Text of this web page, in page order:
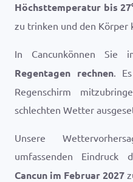
Höchsttemperatur bis27
zu trinken und den Körper
In Cancunkönnen Sie
Regentagen rechnen.
Regenschirm
schlechten Wetter
Unsere
umfassenden Eindruck
Cancun im Februar 2027